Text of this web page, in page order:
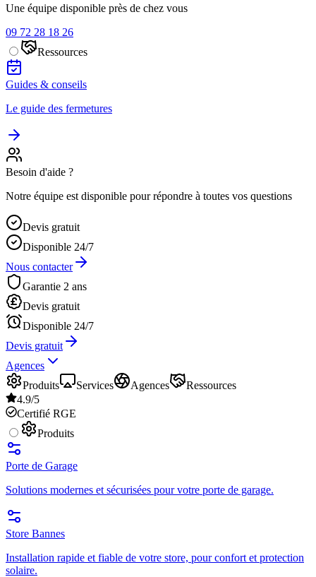
Une équipe disponible près de chez vous
09 72 28 18 26
Ressources
Guides & conseils
Le guide des fermetures
Besoin d'aide ?
Notre équipe est disponible pour répondre à toutes vos questions
Devis gratuit
Disponible 24/7
Nous contacter
Garantie 2 ans
Devis gratuit
Disponible 24/7
Devis gratuit
Agences
Produits
Services Agences
Ressources
4.9/5
Certifié RGE
Produits
Porte de Garage
Solutions modernes et sécurisées pour votre porte de garage.
Store Bannes
Installation rapide et fiable de votre store, pour confort et protection
solaire.